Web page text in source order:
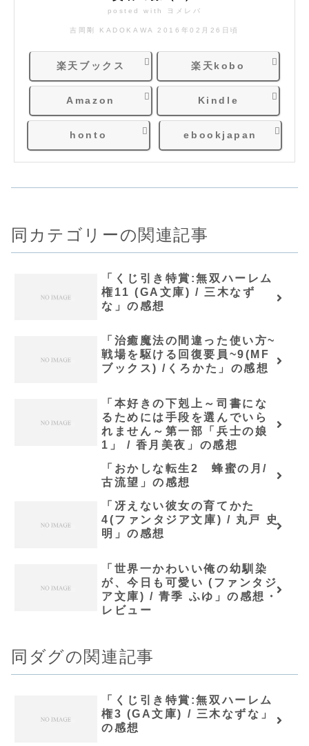
posted with ヨメレバ
吉岡剛 KADOKAWA 2016年02月26日頃
楽天ブックス 楽天kobo
Amazon Kindle
honto ebookjapan
同カテゴリーの関連記事
「くじ引き特賞:無双ハーレム
権11 (GA文庫) / 三木なず
な」の感想
「治癒魔法の間違った使い方~
戦場を駆ける回復要員~9(MF
ブックス) /くろかた」の感想
「本好きの下剋上～司書にな
るためには手段を選んでいら
れません～第一部「兵士の娘
1」 / 香月美夜」の感想
「おかしな転生2 蜂蜜の月/
古流望」の感想
「冴えない彼女の育てかた
4(ファンタジア文庫) / 丸戸 史
明」の感想
「世界一かわいい俺の幼馴染
が、今日も可愛い (ファンタジ
ア文庫) / 青季 ふゆ」の感想・
レビュー
同ダグの関連記事
「くじ引き特賞:無双ハーレム
権3 (GA文庫) / 三木なずな」
の感想